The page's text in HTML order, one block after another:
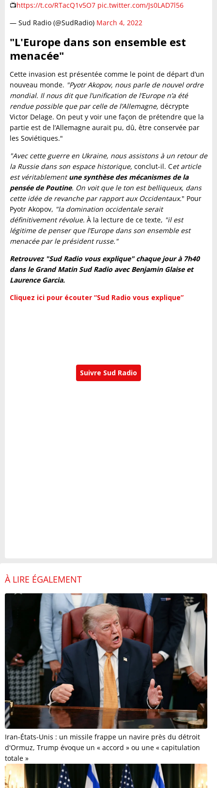
📺https://t.co/RTacQ1v5O7 pic.twitter.com/Js0LAD7l56
— Sud Radio (@SudRadio) March 4, 2022
"L'Europe dans son ensemble est
menacée"
Cette invasion est présentée comme le point de départ d’un
nouveau monde. "Pyotr Akopov, nous parle de nouvel ordre
mondial. Il nous dit que l’unification de l’Europe n’a été
rendue possible que par celle de l’Allemagne, décrypte
Victor Delage. On peut y voir une façon de prétendre que la
partie est de l’Allemagne aurait pu, dû, être conservée par
les Soviétiques."
"Avec cette guerre en Ukraine, nous assistons à un retour de
la Russie dans son espace historique, conclut-il. Cet article
est véritablementune synthèse des mécanismes de la
pensée de Poutine. On voit que le ton est belliqueux, dans
cette idée de revanche par rapport aux Occidentaux." Pour
Pyotr Akopov, "la domination occidentale serait
définitivement révolue. À la lecture de ce texte, "il est
légitime de penser que l’Europe dans son ensemble est
menacée par le président russe."
Retrouvez "Sud Radio vous explique" chaque jour à 7h40
dans le Grand Matin Sud Radio avec Benjamin Glaise et
Laurence Garcia.
Cliquez ici pour écouter “Sud Radio vous explique”
Suivre Sud Radio
À LIRE ÉGALEMENT
Iran-États-Unis : un missile frappe un navire près du détroit
d'Ormuz, Trump évoque un « accord » ou une « capitulation
totale »